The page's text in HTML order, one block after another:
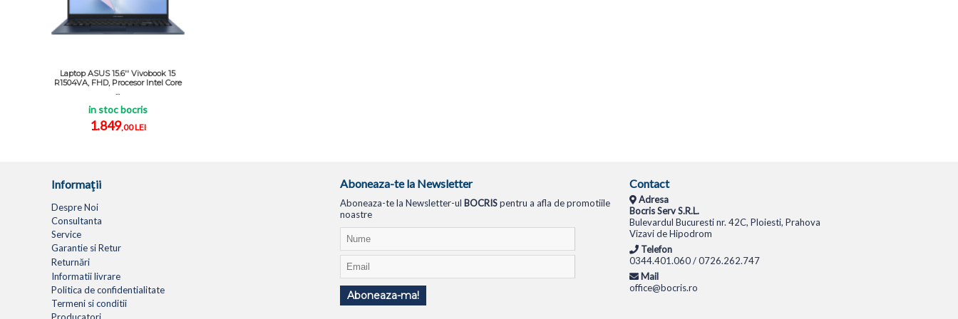
Laptop ASUS 15.6'' Vivobook 15
R1504VA, FHD, Procesor Intel Core
...
in stoc bocris
1.849,00 LEI
Informaţii
Despre Noi
Consultanta
Service
Garantie si Retur
Returnări
Informatii livrare
Politica de confidentialitate
Termeni si conditii
Aboneaza-te la Newsletter
Aboneaza-te la Newsletter-ul BOCRISpentru a afla de promotiile
noastre
Aboneaza-ma!
Contact
Adresa
Bocris Serv S.R.L.
Bulevardul Bucuresti nr. 42C, Ploiesti, Prahova
Vizavi de Hipodrom
Telefon
0344.401.060 / 0726.262.747
Mail
office@bocris.ro